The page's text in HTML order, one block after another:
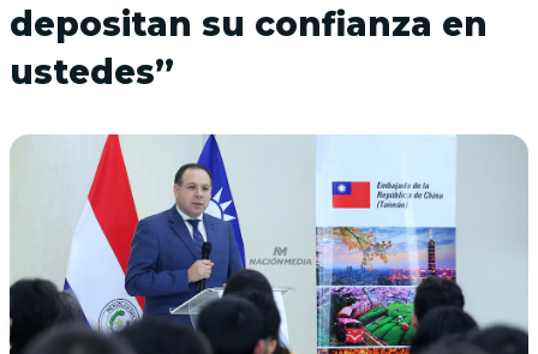
depositan su confianza en
ustedes”